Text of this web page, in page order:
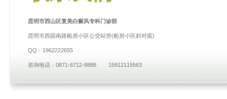
昆明市西山区复美白癜风专科门诊部
昆明市西园南路船房小区公交站旁(船房小区斜对面)
QQ：1962222655
咨询电话：0871-6712-8888 15912115563